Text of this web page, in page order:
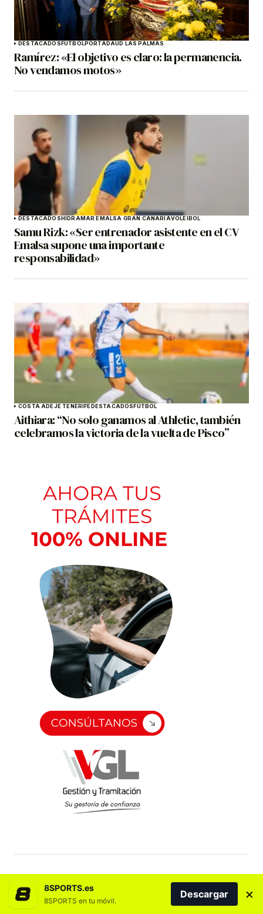
DESTACADOSFÚTBOLPORTADAUD LAS PALMAS
Ramírez: «El objetivo es claro: la permanencia.
No vendamos motos»
DESTACADOSHIDRAMAR EMALSA GRAN CANARIAVOLEIBOL
Samu Rizk: «Ser entrenador asistente en el CV
Emalsa supone una importante
responsabilidad»
COSTA ADEJE TENERIFEDESTACADOSFÚTBOL
Aithiara: “No solo ganamos al Athletic, también
celebramos la victoria de la vuelta de Pisco”
8SPORTS.es
8SPORTS en tu móvil.
Descargar ×